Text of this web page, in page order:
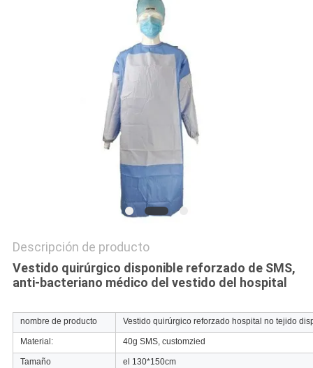
Descripción de producto
Vestido quirúrgico disponible reforzado de SMS,
anti-bacteriano médico del vestido del hospital
nombre de producto Vestido quirúrgico reforzado hospital no tejido
Material: 40g SMS, customzied
Tamaño el 130*150cm